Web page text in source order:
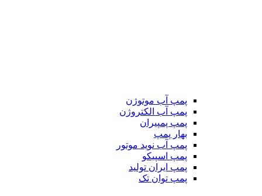
پمپ آب موتوژن
پمپ آب الکتروژن
پمپ پمپیران
بهار پمپ
پمپ آب نوید موتور
پمپ اسپیکو
پمپ ایران تولید
پمپ توان تک